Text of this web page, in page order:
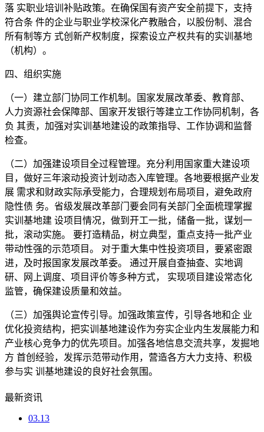
落 实职业培训补贴政策。在确保国有资产安全前提下，支持
符合条 件的企业与职业学校深化产教融合，以股份制、混合
所有制等方 式创新产权制度，探索设立产权共有的实训基地
（机构）。
四、组织实施
（一）建立部门协同工作机制。国家发展改革委、教育部、
人力资源社会保障部、国家开发银行等建立工作协同机制，各
负 其责，加强对实训基地建设的政策指导、工作协调和监督
检查。
（二）加强建设项目全过程管理。充分利用国家重大建设项
目，做好三年滚动投资计划动态入库管理。各地要根据产业发
展 需求和财政实际承受能力，合理规划布局项目，避免政府
隐性债 务。省级发展改革部门要会同有关部门全面梳理掌握
实训基地建 设项目情况，做到开工一批，储备一批，谋划一
批，滚动实施。 要打造精品，树立典型，重点支持一批产业
带动性强的示范项目。 对于重大集中性投资项目，要紧密跟
进，及时报国家发展改革委。 通过开展自查抽查、实地调
研、网上调度、项目评价等多种方式， 实现项目建设常态化
监管，确保建设质量和效益。
（三）加强舆论宣传引导。加强政策宣传，引导各地和企 业
优化投资结构，把实训基地建设作为夯实企业内生发展能力和
产业核心竞争力的优先项目。加强各地信息交流共享，发掘地
方 首创经验，发挥示范带动作用，营造各方大力支持、积极
参与实 训基地建设的良好社会氛围。
最新资讯
03.13